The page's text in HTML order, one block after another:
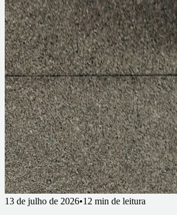
13 de julho de 2026•12 min de leitura